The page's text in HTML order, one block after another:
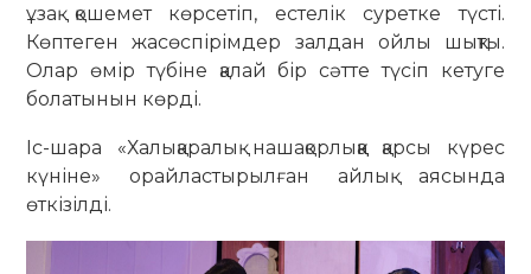
ұзақ қошемет көрсетіп, естелік суретке түсті.
Көптеген жасөспірімдер залдан ойлы шықты.
Олар өмір түбіне қалай бір сәтте түсіп кетуге
болатынын көрді.
Іс-шара «Халықаралық нашақорлыққа қарсы күрес
күніне» орайластырылған айлық аясында
өткізілді.